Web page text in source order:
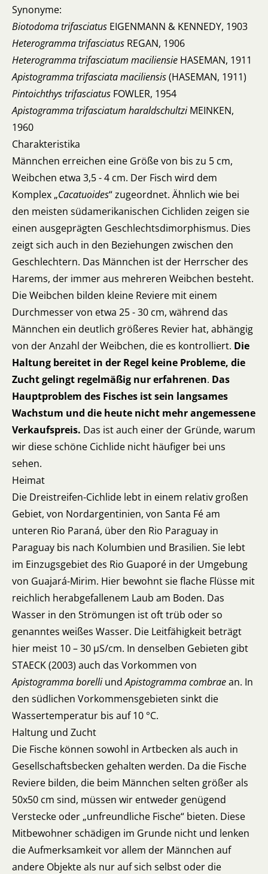
Synonyme:
Biotodoma trifasciatus EIGENMANN & KENNEDY, 1903
Heterogramma trifasciatus REGAN, 1906
Heterogramma trifasciatum maciliensie HASEMAN, 1911
Apistogramma trifasciata maciliensis(HASEMAN, 1911)
Pintoichthys trifasciatus FOWLER, 1954
Apistogramma trifasciatum haraldschultziMEINKEN,
1960
Charakteristika
Männchen erreichen eine Größe von bis zu 5 cm,
Weibchen etwa 3,5 - 4 cm. Der Fisch wird dem
Komplex „Cacatuoides“ zugeordnet. Ähnlich wie bei
den meisten südamerikanischen Cichliden zeigen sie
einen ausgeprägten Geschlechtsdimorphismus. Dies
zeigt sich auch in den Beziehungen zwischen den
Geschlechtern. Das Männchen ist der Herrscher des
Harems, der immer aus mehreren Weibchen besteht.
Die Weibchen bilden kleine Reviere mit einem
Durchmesser von etwa 25 - 30 cm, während das
Männchen ein deutlich größeres Revier hat, abhängig
von der Anzahl der Weibchen, die es kontrolliert. Die
Haltung bereitet in der Regel keine Probleme, die
Zucht gelingt regelmäßig nur erfahrenen. Das
Hauptproblem des Fisches ist sein langsames
Wachstum und die heute nicht mehr angemessene
Verkaufspreis. Das ist auch einer der Gründe, warum
wir diese schöne Cichlide nicht häufiger bei uns
sehen.
Heimat
Die Dreistreifen-Cichlide lebt in einem relativ großen
Gebiet, von Nordargentinien, von Santa Fé am
unteren Rio Paraná, über den Rio Paraguay in
Paraguay bis nach Kolumbien und Brasilien. Sie lebt
im Einzugsgebiet des Rio Guaporé in der Umgebung
von Guajará-Mirim. Hier bewohnt sie flache Flüsse mit
reichlich herabgefallenem Laub am Boden. Das
Wasser in den Strömungen ist oft trüb oder so
genanntes weißes Wasser. Die Leitfähigkeit beträgt
hier meist 10 – 30 µS/cm. In denselben Gebieten gibt
STAECK (2003) auch das Vorkommen von
Apistogramma borelliundApistogramma combraean. In
den südlichen Vorkommensgebieten sinkt die
Wassertemperatur bis auf 10 °C.
Haltung und Zucht
Die Fische können sowohl in Artbecken als auch in
Gesellschaftsbecken gehalten werden. Da die Fische
Reviere bilden, die beim Männchen selten größer als
50x50 cm sind, müssen wir entweder genügend
Verstecke oder „unfreundliche Fische“ bieten. Diese
Mitbewohner schädigen im Grunde nicht und lenken
die Aufmerksamkeit vor allem der Männchen auf
andere Objekte als nur auf sich selbst oder die